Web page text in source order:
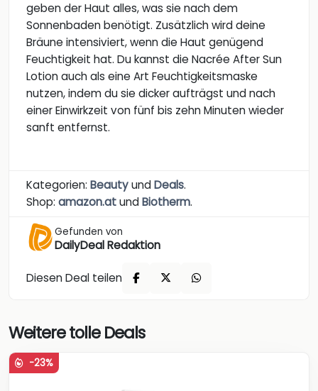
geben der Haut alles, was sie nach dem
Sonnenbaden benötigt. Zusätzlich wird deine
Bräune intensiviert, wenn die Haut genügend
Feuchtigkeit hat. Du kannst die Nacrée After Sun
Lotion auch als eine Art Feuchtigkeitsmaske
nutzen, indem du sie dicker aufträgst und nach
einer Einwirkzeit von fünf bis zehn Minuten wieder
sanft entfernst.
Kategorien: BeautyundDeals.
Shop: amazon.atundBiotherm.
Gefunden von
DailyDeal Redaktion
Diesen Deal teilen
Weitere tolle Deals
-23%